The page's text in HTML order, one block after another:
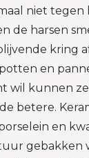
niet
de harsen
kring
en
wil kunnen
betere.
en
gebakken